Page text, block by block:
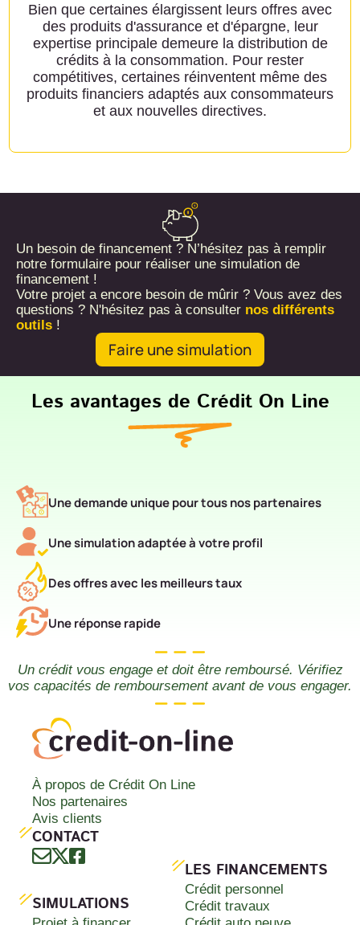
Bien que certaines élargissent leurs offres avec
des produits d'assurance et d'épargne, leur
expertise principale demeure la distribution de
crédits à la consommation. Pour rester
compétitives, certaines réinventent même des
produits financiers adaptés aux consommateurs
et aux nouvelles directives.
Un besoin de financement ? N’hésitez pas à remplir
notre formulaire pour réaliser une simulation de
financement !
Votre projet a encore besoin de mûrir ? Vous avez des
questions ? N'hésitez pas à consulter nos différents
outils !
Faire une simulation
Les avantages de Crédit On Line
Une demande unique pour tous nos partenaires
Une simulation adaptée à votre profil
Des offres avec les meilleurs taux
Une réponse rapide
Un crédit vous engage et doit être remboursé. Vérifiez
vos capacités de remboursement avant de vous engager.
À propos de Crédit On Line
Nos partenaires
Avis clients
CONTACT
SIMULATIONS
LES FINANCEMENTS
Crédit personnel
Crédit travaux